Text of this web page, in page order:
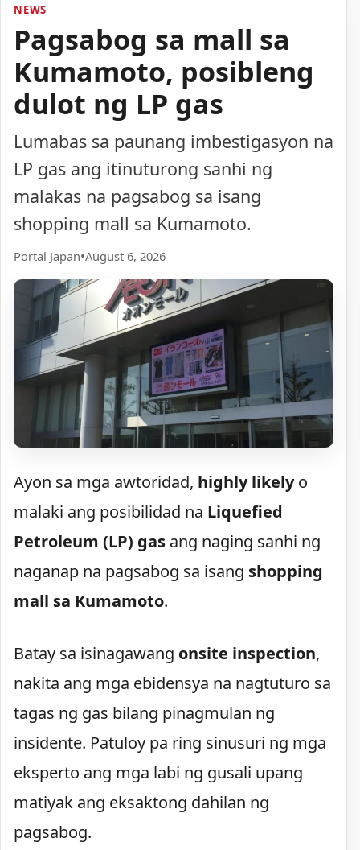
NEWS
Pagsabog sa mall sa
Kumamoto, posibleng
dulot ng LP gas
Lumabas sa paunang imbestigasyon na
LP gas ang itinuturong sanhi ng
malakas na pagsabog sa isang
shopping mall sa Kumamoto.
Portal Japan•August 6, 2026
Ayon sa mga awtoridad, highly likelyo
malaki ang posibilidad na Liquefied
Petroleum (LP) gas ang naging sanhi ng
naganap na pagsabog sa isang shopping
mall sa Kumamoto.
Batay sa isinagawang onsite inspection,
nakita ang mga ebidensya na nagtuturo sa
tagas ng gas bilang pinagmulan ng
insidente. Patuloy pa ring sinusuri ng mga
eksperto ang mga labi ng gusali upang
matiyak ang eksaktong dahilan ng
pagsabog.